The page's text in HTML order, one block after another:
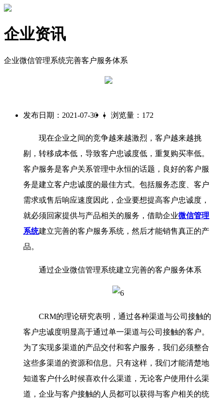
企业资讯
企业微信管理系统完善客户服务体系
发布日期：2021-07-30 | 浏览量：172
现在企业之间的竞争越来越激烈，客户越来越挑
剔，转移成本低，导致客户忠诚度低，重复购买率低。
客户服务是客户关系管理中永恒的话题，良好的客户服
务是建立客户忠诚度的最佳方式。包括服务态度、客户
需求或售后响应速度因此，企业要想提高客户忠诚度，
就必须回家提供与产品相关的服务，借助企业微信管理
系统建立完善的客户服务系统，然后才能销售真正的产
品。
通过企业微信管理系统建立完善的客户服务体系
CRM的理论研究表明，通过各种渠道与公司接触的
客户忠诚度明显高于通过单一渠道与公司接触的客户。
为了实现多渠道的产品交付和客户服务，我们必须整合
这些多渠道的资源和信息。只有这样，我们才能清楚地
知道客户什么时候喜欢什么渠道，无论客户使用什么渠
道，企业与客户接触的人员都可以获得与客户相关的统